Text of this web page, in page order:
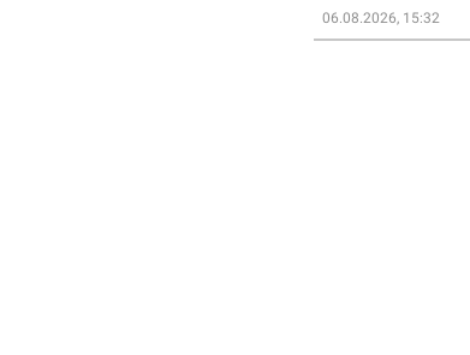
06.08.2026, 15:32